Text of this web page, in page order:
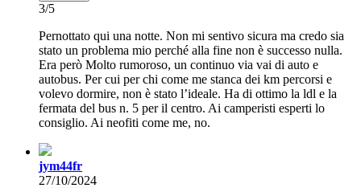
3/5
Pernottato qui una notte. Non mi sentivo sicura ma credo sia
stato un problema mio perché alla fine non è successo nulla.
Era però Molto rumoroso, un continuo via vai di auto e
autobus. Per cui per chi come me stanca dei km percorsi e
volevo dormire, non è stato l’ideale. Ha di ottimo la ldl e la
fermata del bus n. 5 per il centro. Ai camperisti esperti lo
consiglio. Ai neofiti come me, no.
jym44fr
27/10/2024